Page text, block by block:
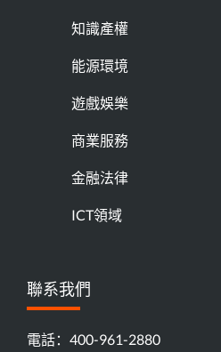
知識產權
能源環境
遊戲娛樂
商業服務
金融法律
ICT領域
聯系我們
電話：400-961-2880